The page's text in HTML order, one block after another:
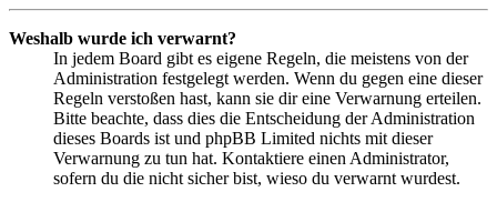
Weshalb wurde ich verwarnt?
In jedem Board gibt es eigene Regeln, die meistens von der
Administration festgelegt werden. Wenn du gegen eine dieser
Regeln verstoßen hast, kann sie dir eine Verwarnung erteilen.
Bitte beachte, dass dies die Entscheidung der Administration
dieses Boards ist und phpBB Limited nichts mit dieser
Verwarnung zu tun hat. Kontaktiere einen Administrator,
sofern du die nicht sicher bist, wieso du verwarnt wurdest.